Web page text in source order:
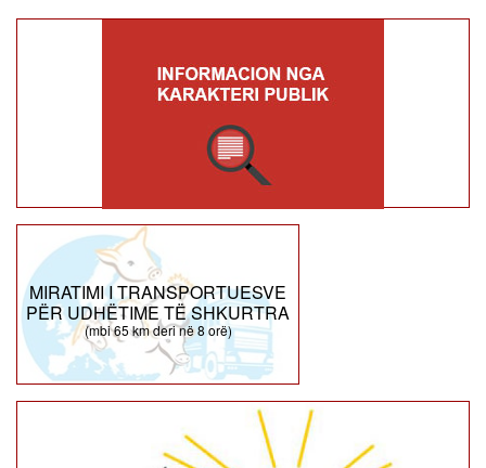
MIRATIMI I TRANSPORTUESVE
PËR UDHËTIME TË SHKURTRA
(mbi 65 km deri në 8 orë)